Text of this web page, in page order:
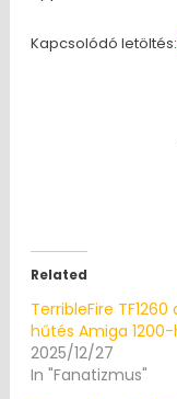
Kapcsolódó letöltés:
Related
TerribleFire TF1260
hűtés Amiga 1200-
2025/12/27
In "Fanatizmus"